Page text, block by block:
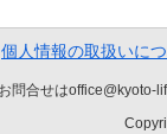
個人情報の取扱いに
問合せは